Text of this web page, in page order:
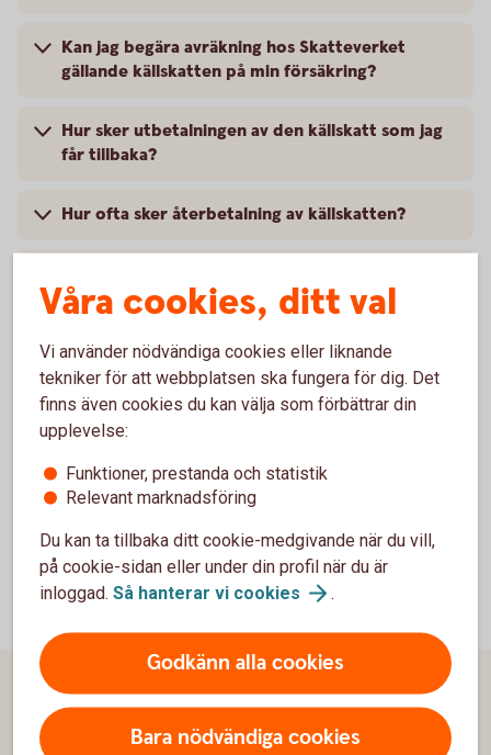
Kan jag begära avräkning hos Skatteverket
gällande källskatten på min försäkring?
Hur sker utbetalningen av den källskatt som jag
får tillbaka?
Hur ofta sker återbetalning av källskatten?
konto utanför försäkringen?
Om jag avslutar min depåförsäkring, får jag ändå
ta del av eventuell återbetalning av utländsk
källskatt?
Vart vänder jag mig med frågor?
Våra cookies, ditt val
Vi använder nödvändiga cookies eller liknande
tekniker för att webbplatsen ska fungera för dig. Det
finns även cookies du kan välja som förbättrar din
upplevelse:
Funktioner, prestanda och statistik
Relevant marknadsföring
Du kan ta tillbaka ditt cookie-medgivande när du vill,
på cookie-sidan eller under din profil när du är
inloggad. Så hanterar vi cookies .
Godkänn alla cookies
Bara nödvändiga cookies
Sidfot
Hitta snabbt